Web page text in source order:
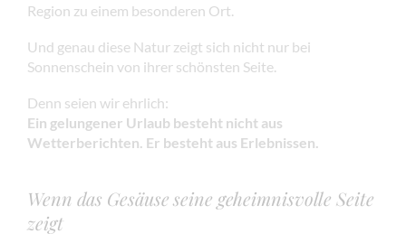
Region zu einem besonderen Ort.
Und genau diese Natur zeigt sich nicht nur bei
Sonnenschein von ihrer schönsten Seite.
Denn seien wir ehrlich:
Ein gelungener Urlaub besteht nicht aus
Wetterberichten. Er besteht aus Erlebnissen.
Wenn das Gesäuse seine geheimnisvolle Seite
zeigt